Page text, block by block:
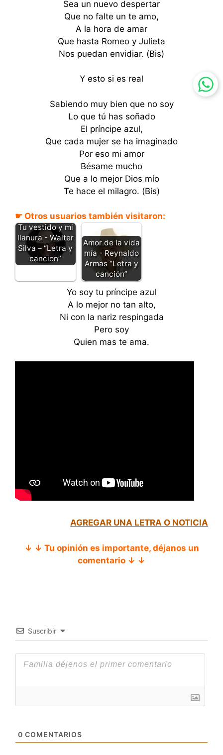
Sea un nuevo despertar
Que no falte un te amo,
A la hora de amar
Que hasta Romeo y Julieta
Nos puedan envidiar. (Bis)
Y esto si es real
Sabiendo muy bien que no soy
Lo que tú has soñado
El príncipe azul,
Que cada mujer se ha imaginado
Por eso mi amor
Bésame mucho
Que a lo mejor Dios mío
Te hace el milagro. (Bis)
☛ Otros usuarios también visitaron:
Tu vestido y mi
llanura - Walter
Silva – “Letra y
cancion”
Amor de la vida
mía - Reynaldo
Armas “Letra y
canción”
Yo soy tu príncipe azul
A lo mejor no tan alto,
Ni con la nariz respingada
Pero soy
Quien mas te ama.
AGREGAR UNA LETRA O NOTICIA
↓ ↓ Tu opinión es importante, déjanos un
comentario ↓ ↓
Suscribir
0 COMENTARIOS